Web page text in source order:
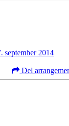
september 2014
Del